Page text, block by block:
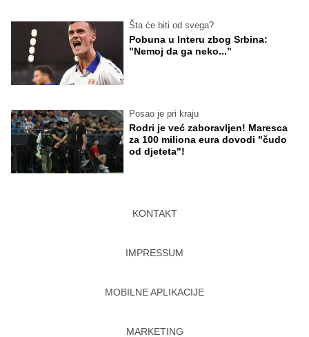
Šta će biti od svega?
Pobuna u Interu zbog Srbina:
"Nemoj da ga neko..."
Posao je pri kraju
Rodri je već zaboravljen! Maresca
za 100 miliona eura dovodi "čudo
od djeteta"!
KONTAKT
IMPRESSUM
MOBILNE APLIKACIJE
MARKETING